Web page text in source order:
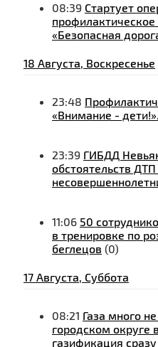
08:39 Стартует
«Безопасная
18 Августа, Воскресенье
23:48
«Внимание - дети!».
23:39 ГИБДД
обстоятельств
11:06 50
в тренировке по
беглецов (0)
17 Августа, Суббота
08:21 Газа много
городском округе
газификация